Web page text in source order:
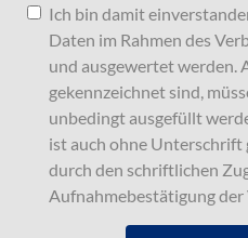
Ich bin damit
Daten im Rahmen des
und ausgewertet werden.
gekennzeichnet sind,
unbedingt ausgefüllt
ist auch ohne Unterschrift
durch den schriftlichen
Aufnahmebestätigung der